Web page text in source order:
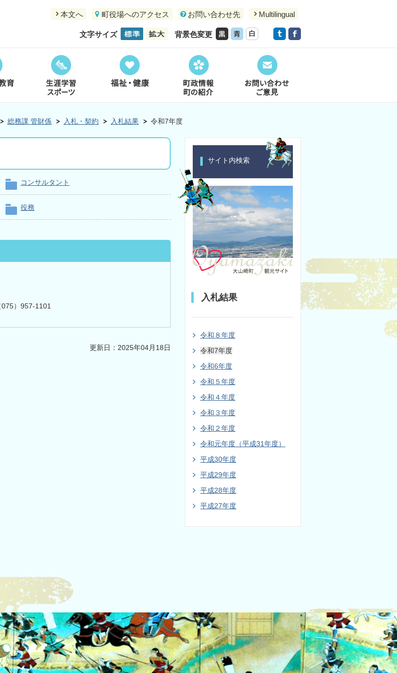
本文へ 町役場へのアクセス お問い合わせ先 Multilingual
文字サイズ 背景色変更
総務課 管財係 入札・契約 入札結果 令和7年度
コンサルタント
役務
）957-1101
更新日：2025年04月18日
サイト内検索
入札結果
令和８年度
令和7年度
令和6年度
令和５年度
令和４年度
令和３年度
令和２年度
令和元年度（平成31年度）
平成30年度
平成29年度
平成28年度
平成27年度